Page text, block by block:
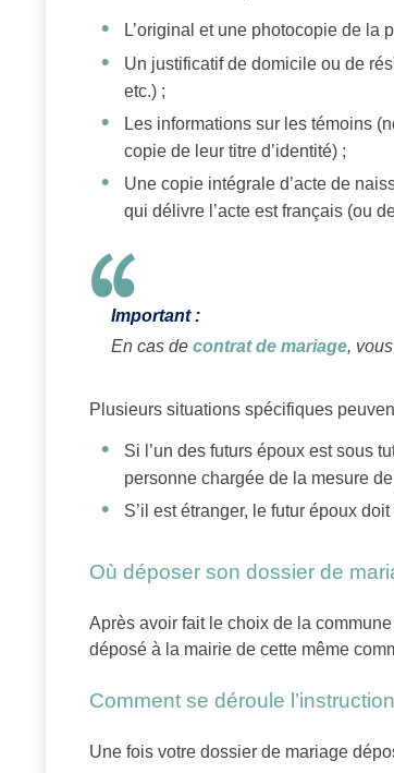
L’original et une photocopie de la
Un justificatif de domicile ou de
etc.) ;
Les informations sur les témoins
copie de leur titre d’identité) ;
Une copie intégrale d’acte de
qui délivre l’acte est français (ou
Important :
En cas de contrat de mariage,
Plusieurs situations spécifiques
Si l’un des futurs époux est sous
personne chargée de la mesure
S’il est étranger, le futur époux
Où déposer son dossier de
Après avoir fait le choix de la
déposé à la mairie de cette même
Comment se déroule
Une fois votre dossier de mariage